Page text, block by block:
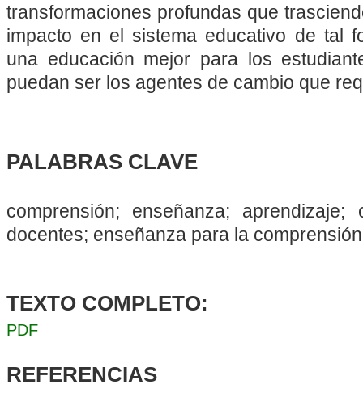
transformaciones profundas que
impacto en el sistema educativo de tal
una educación mejor para los
puedan ser los agentes de cambio que
PALABRAS CLAVE
comprensión; enseñanza;
docentes; enseñanza para la comprensión
TEXTO COMPLETO:
PDF
REFERENCIAS